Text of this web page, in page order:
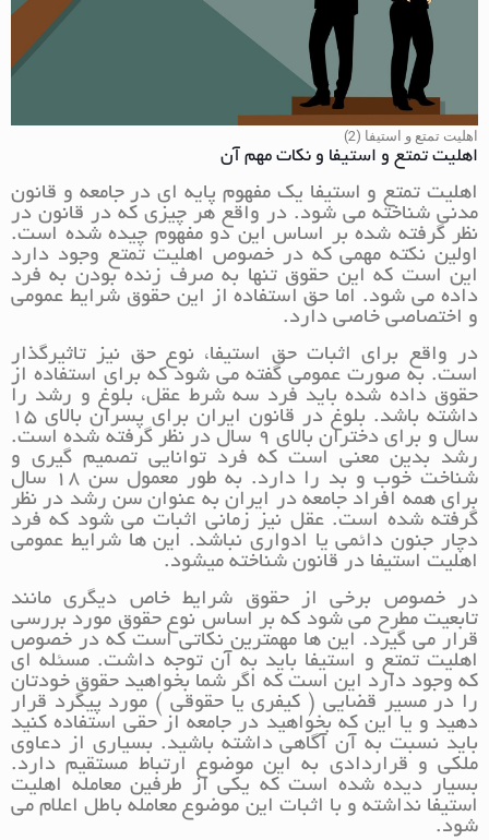
اهلیت تمتع و استیفا (2)
اهلیت تمتع و استیفا و نکات مهم آن
اهلیت تمتع و استیفا یک مفهوم پایه ای در جامعه و قانون
مدنی شناخته می شود. در واقع هر چیزی که در قانون در
نظر گرفته شده بر اساس این دو مفهوم چیده شده است.
اولین نکته مهمی که در خصوص اهلیت تمتع وجود دارد
این است که این حقوق تنها به صرف زنده بودن به فرد
داده می شود. اما حق استفاده از این حقوق شرایط عمومی
و اختصاصی خاصی دارد.
در واقع برای اثبات حق استیفا، نوع حق نیز تاثیرگذار
است. به صورت عمومی گفته می شود که برای استفاده از
حقوق داده شده باید فرد سه شرط عقل، بلوغ و رشد را
داشته باشد. بلوغ در قانون ایران برای پسران بالای 15
سال و برای دختران بالای 9 سال در نظر گرفته شده است.
رشد بدین معنی است که فرد توانایی تصمیم گیری و
شناخت خوب و بد را دارد. به طور معمول سن 18 سال
برای همه افراد جامعه در ایران به عنوان سن رشد در نظر
گرفته شده است. عقل نیز زمانی اثبات می شود که فرد
دچار جنون دائمی یا ادواری نباشد. این ها شرایط عمومی
اهلیت استیفا در قانون شناخته میشود.
در خصوص برخی از حقوق شرایط خاص دیگری مانند
تابعیت مطرح می شود که بر اساس نوع حقوق مورد بررسی
قرار می گیرد. این ها مهمترین نکاتی است که در خصوص
اهلیت تمتع و استیفا باید به آن توجه داشت. مسئله ای
که وجود دارد این است که اگر شما بخواهید حقوق خودتان
را در مسیر قضایی ( کیفری یا حقوقی ) مورد پیگرد قرار
دهید و یا این که بخواهید در جامعه از حقی استفاده کنید
باید نسبت به آن آگاهی داشته باشید. بسیاری از دعاوی
ملکی و قراردادی به این موضوع ارتباط مستقیم دارد.
بسیار دیده شده است که یکی از طرفین معامله اهلیت
استیفا نداشته و با اثبات این موضوع معامله باطل اعلام می
شود.